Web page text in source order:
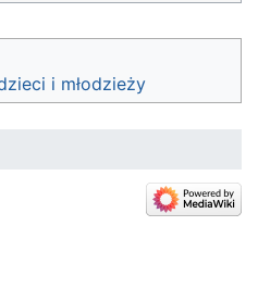
i młodzieży